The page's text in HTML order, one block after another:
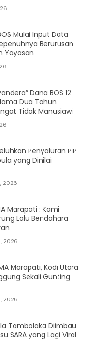
Mulai Input Data
Berurusan
Yayasan
Dana BOS 12
Dua Tahun
Tidak Manusiawi
Penyaluran PIP
yang Dinilai
2026
Marapati : Kami
Lalu Bendahara
2026
Marapati, Kodi Utara
Sekali Gunting
2026
Tambolaka Diimbau
SARA yang Lagi Viral